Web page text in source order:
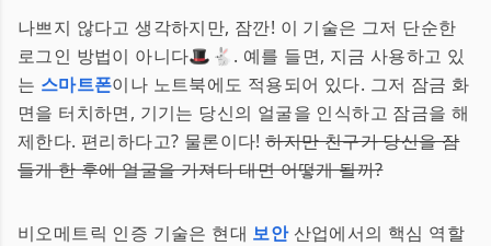
나쁘지 않다고 생각하지만, 잠깐! 이 기술은 그저 단순한
로그인 방법이 아니다🎩🐇. 예를 들면, 지금 사용하고 있
는 스마트폰이나 노트북에도 적용되어 있다. 그저 잠금 화
면을 터치하면, 기기는 당신의 얼굴을 인식하고 잠금을 해
제한다. 편리하다고? 물론이다!하지만 친구가 당신을 잠
들게 한 후에 얼굴을 가져다 대면 어떻게 될까?
비오메트릭 인증 기술은 현대 보안산업에서의 핵심 역할